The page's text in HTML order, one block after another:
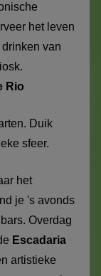
het leven
van
Rio
Duik
sfeer.
het
je 's avonds
Overdag
Escadaria
artistieke